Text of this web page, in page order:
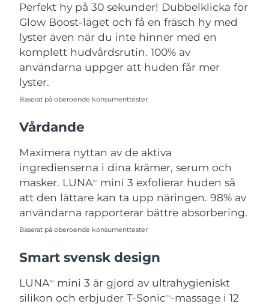
Perfekt hy på 30 sekunder! Dubbelklicka för
Glow Boost-läget och få en fräsch hy med
lyster även när du inte hinner med en
komplett hudvårdsrutin. 100% av
användarna uppger att huden får mer
lyster.
Baserat på oberoende konsumenttester
Vårdande
Maximera nyttan av de aktiva
ingredienserna i dina krämer, serum och
masker. LUNATM
mini 3 exfolierar huden så
att den lättare kan ta upp näringen. 98% av
användarna rapporterar bättre absorbering.
Baserat på oberoende konsumenttester
Smart svensk design
LUNATM
mini 3 är gjord av ultrahygieniskt
silikon och erbjuder T-SonicTM-massage i 12
Ryssland Förväntad leverans 16/08/2026
Saudiarabien
Förväntad leverans
Singapore
Slovenien
Sydafrika Förväntad leverans16/08/2026
Sydkorea Förväntad leverans 10/08/2026
08/08/2026